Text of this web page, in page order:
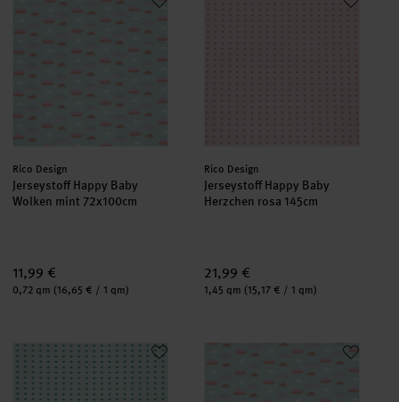
Hersteller:
Rico Design
Jerseystoff Happy Baby
Wolken mint 72x100cm
11,99 €
Inhalt:
0,72 qm (16,65 € / 1 qm)
Hersteller:
Rico Design
Jerseystoff Happy Baby
Herzchen rosa 145cm
21,99 €
Inhalt:
1,45 qm (15,17 € / 1 qm)
Jerseystoff Happy Baby Herzchen mint 72x100cm
Jerseystoff Happy Baby